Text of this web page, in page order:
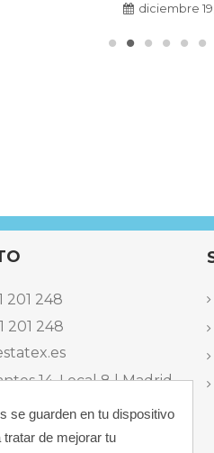
diciembre 19, 2025
201 248
201 248
14, Local 8 | Madrid,
Musics, 11 | Alicante,
se guarden en tu dispositivo
de mejorar tu